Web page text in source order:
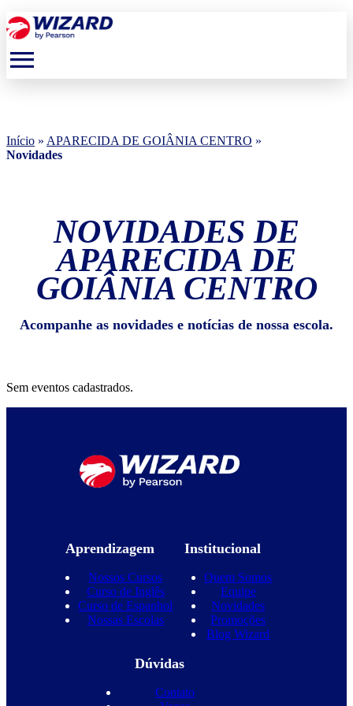
menu
Início » APARECIDA DE GOIÂNIA CENTRO »
Novidades
NOVIDADES DE
APARECIDA DE
GOIÂNIA CENTRO
Acompanhe as novidades e notícias de nossa escola.
Sem eventos cadastrados.
Aprendizagem
Nossos Cursos
Curso de Inglês
Curso de Espanhol
Nossas Escolas
Institucional
Quem Somos
Equipe
Novidades
Promoções
Blog Wizard
Dúvidas
Contato